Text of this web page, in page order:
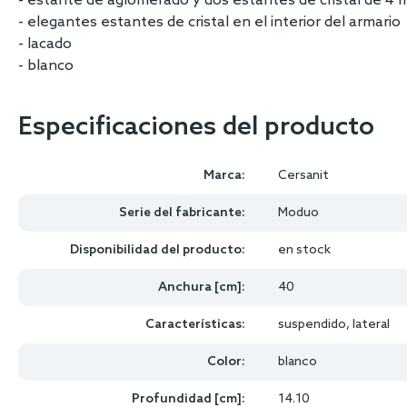
- elegantes estantes de cristal en el interior del armario
- lacado
- blanco
Especificaciones del producto
Marca: Cersanit
Serie del fabricante: Moduo
Disponibilidad del producto: en stock
Anchura [cm]: 40
Características: suspendido, lateral
Color: blanco
Profundidad [cm]: 14.10